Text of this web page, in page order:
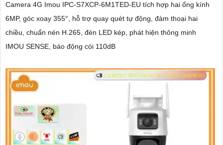
Camera 4G Imou IPC-S7XCP-6M1TED-EU tích hợp hai ống kính
6MP, góc xoay 355°, hỗ trợ quay quét tự động, đàm thoại hai
chiều, chuẩn nén H.265, đèn LED kép, phát hiện thông minh
IMOU SENSE, báo động còi 110dB